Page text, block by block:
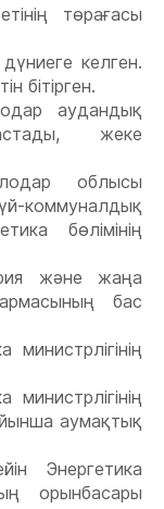
төрағасы
келген.
бітірген.
аудандық
жеке
облысы
бөлімінің
және жаңа
бас
аумақтық
Энергетика
орынбасары